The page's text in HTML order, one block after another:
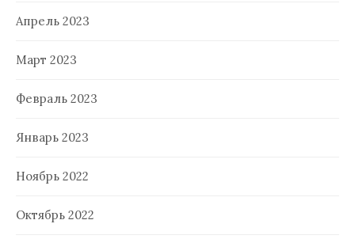
Апрель 2023
Март 2023
Февраль 2023
Январь 2023
Ноябрь 2022
Октябрь 2022